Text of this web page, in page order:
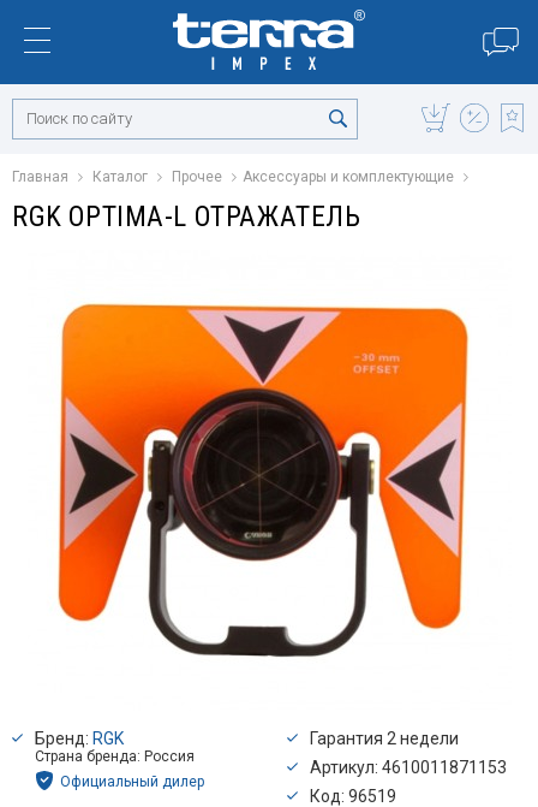
Главная Каталог Прочее Аксессуары и комплектующие
RGK OPTIMA-L ОТРАЖАТЕЛЬ
Бренд: RGK
Страна бренда: Россия
Официальный дилер
Гарантия 2 недели
Артикул: 4610011871153
Код: 96519